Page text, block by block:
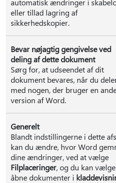
automatisk ændringer i
eller tillad lagring af
sikkerhedskopier.
Bevar nøjagtig gengivelse ved
deling af dette dokument
Sørg for, at udseendet af dit
dokument bevares, når du
med nogen, der bruger en
version af Word.
Generelt
Blandt indstillingerne i dette
kan du ændre, hvor Word
dine ændringer, ved at vælge
Filplaceringer, og du kan
åbne dokumenter i